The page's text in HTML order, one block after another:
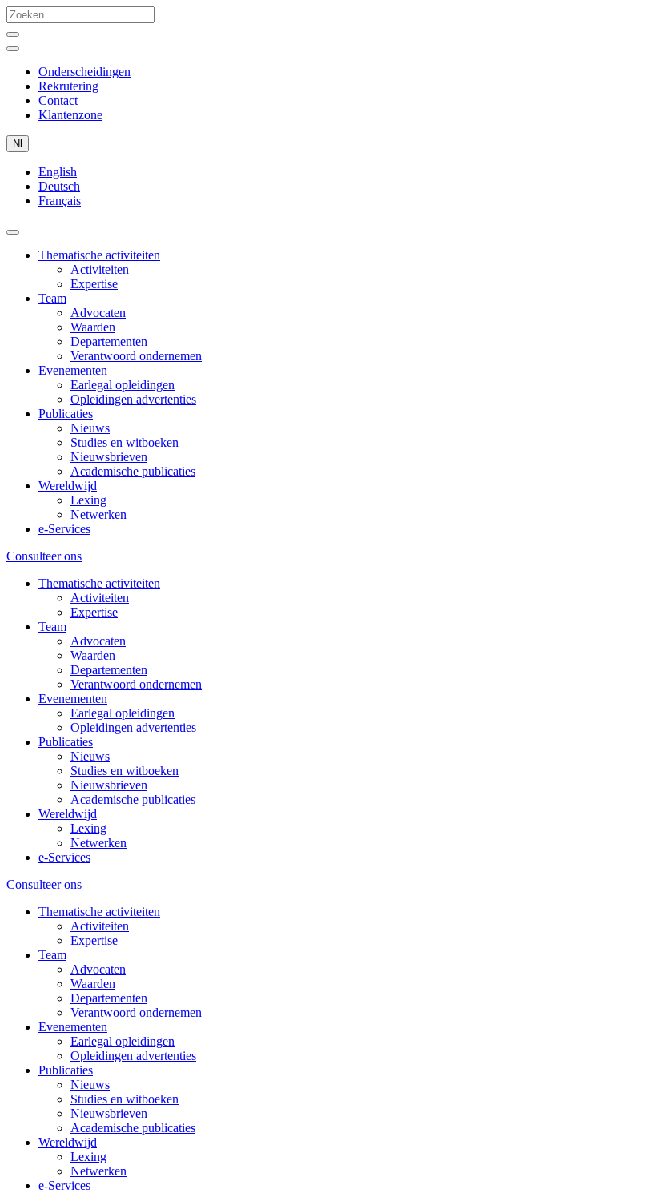
Onderscheidingen
Rekrutering
Contact
Klantenzone
Nl
English
Deutsch
Français
Thematische activiteiten
Activiteiten
Expertise
Team
Advocaten
Waarden
Departementen
Verantwoord ondernemen
Evenementen
Earlegal opleidingen
Opleidingen advertenties
Publicaties
Nieuws
Studies en witboeken
Nieuwsbrieven
Academische publicaties
Wereldwijd
Lexing
Netwerken
e-Services
Consulteer ons
Thematische activiteiten
Activiteiten
Expertise
Team
Advocaten
Waarden
Departementen
Verantwoord ondernemen
Evenementen
Earlegal opleidingen
Opleidingen advertenties
Publicaties
Nieuws
Studies en witboeken
Nieuwsbrieven
Academische publicaties
Wereldwijd
Lexing
Netwerken
e-Services
Consulteer ons
Thematische activiteiten
Activiteiten
Expertise
Team
Advocaten
Waarden
Departementen
Verantwoord ondernemen
Evenementen
Earlegal opleidingen
Opleidingen advertenties
Publicaties
Nieuws
Studies en witboeken
Nieuwsbrieven
Academische publicaties
Wereldwijd
Lexing
Netwerken
e-Services